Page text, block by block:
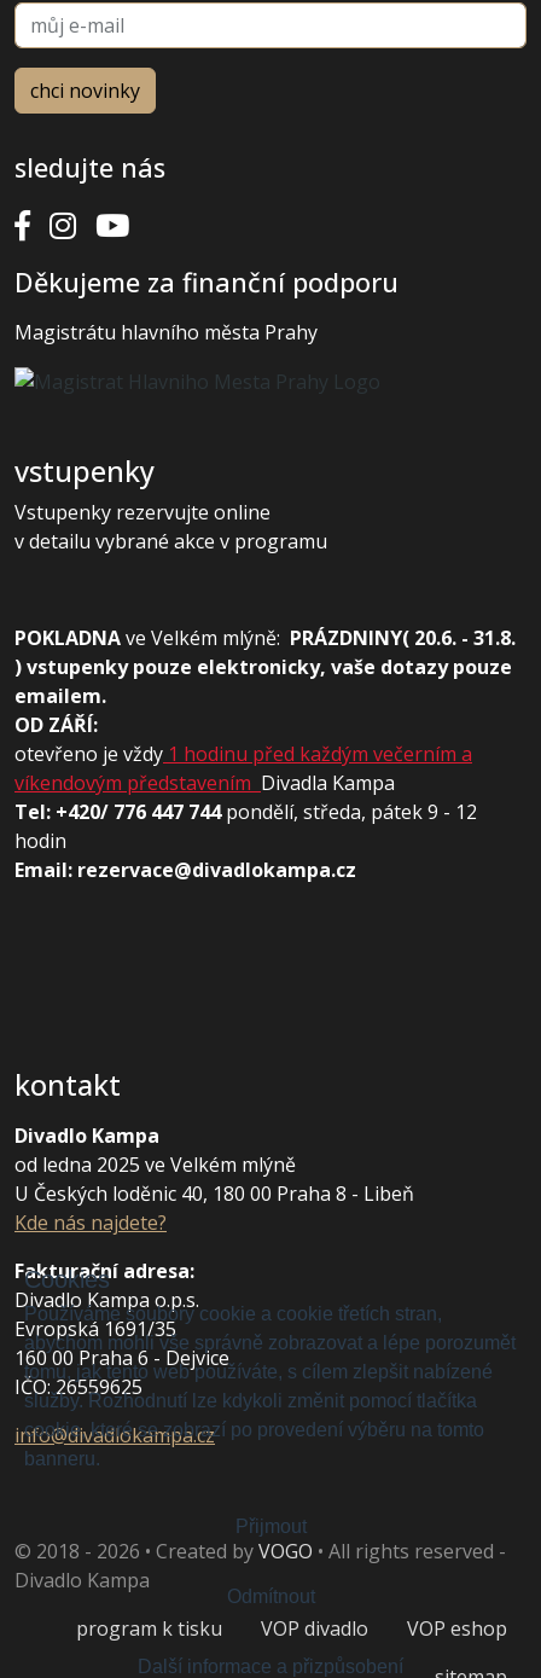
sledujte nás
Děkujeme za finanční podporu
Magistrátu hlavního města Prahy
vstupenky
Vstupenky rezervujte online
v detailu vybrané akce v programu
POKLADNAve Velkém mlýně: PRÁZDNINY( 20.6. - 31.8.
) vstupenky pouze elektronicky, vaše dotazy pouze
emailem.
OD ZÁŘÍ:
otevřeno je vždy 1 hodinu před každým večerním a
víkendovým představením Divadla Kampa
Tel: +420/ 776 447 744pondělí, středa, pátek 9 - 12
hodin
Email: rezervace@divadlokampa.cz
kontakt
Divadlo Kampa
od ledna 2025 ve Velkém mlýně
U Českých loděnic 40, 180 00 Praha 8 - Libeň
Kde nás najdete?
Fakturační adresa:
Divadlo Kampa o.p.s.
Evropská 1691/35
160 00 Praha 6 - Dejvice
IČO: 26559625
info@divadlokampa.cz
© 2018 - 2026 • Created byVOGO • All rights reserved -
Divadlo Kampa
program k tisku
VOP divadlo
VOP eshop
Cookies
Používáme soubory cookie a cookie třetích stran,
abychom mohli vše správně zobrazovat a lépe porozumět
tomu, jak tento web používáte, s cílem zlepšit nabízené
služby. Rozhodnutí lze kdykoli změnit pomocí tlačítka
cookie, které se zobrazí po provedení výběru na tomto
banneru.
Přijmout
Odmítnout
Další informace a přizpůsobení